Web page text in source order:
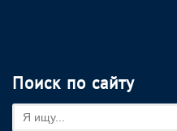
Поиск по сайту